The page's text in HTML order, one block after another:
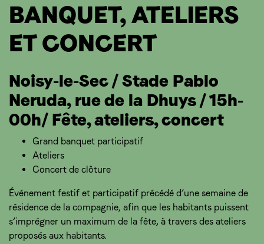
BANQUET, ATELIERS
ET CONCERT
Noisy-le-Sec / Stade Pablo
Neruda, rue de la Dhuys / 15h-
00h/ Fête, ateliers, concert
Grand banquet participatif
Ateliers
Concert de clôture
Événement festif et participatif précédé d’une semaine de
résidence de la compagnie, afin que les habitants puissent
s’imprégner un maximum de la fête, à travers des ateliers
proposés aux habitants.